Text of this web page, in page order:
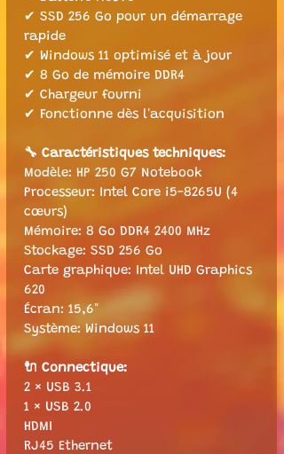
✔ SSD 256 Go pour un démarrage
rapide
✔ Windows 11 optimisé et à jour
✔ 8 Go de mémoire DDR4
✔ Chargeur fourni
✔ Fonctionne dès l'acquisition
🔧 Caractéristiques techniques:
Modèle: HP 250 G7 Notebook
Processeur: Intel Core i5-8265U (4
cœurs)
Mémoire: 8 Go DDR4 2400 MHz
Stockage: SSD 256 Go
Carte graphique: Intel UHD Graphics
620
Écran: 15,6"
Système: Windows 11
🔌 Connectique:
2 × USB 3.1
1 × USB 2.0
HDMI
RJ45 Ethernet